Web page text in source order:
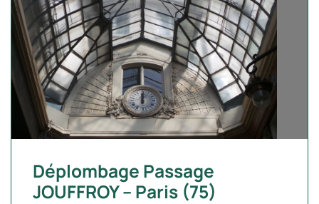
Déplombage Passage
JOUFFROY – Paris (75)